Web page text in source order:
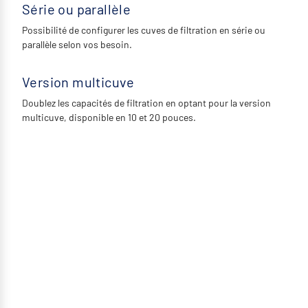
Série ou parallèle
Possibilité de configurer les cuves de filtration en série ou
parallèle selon vos besoin.
Version multicuve
Doublez les capacités de filtration en optant pour la version
multicuve, disponible en 10 et 20 pouces.